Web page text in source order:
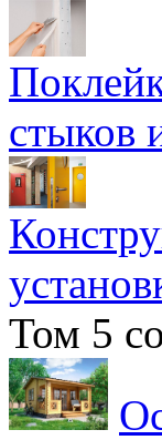
стыков
Том 5